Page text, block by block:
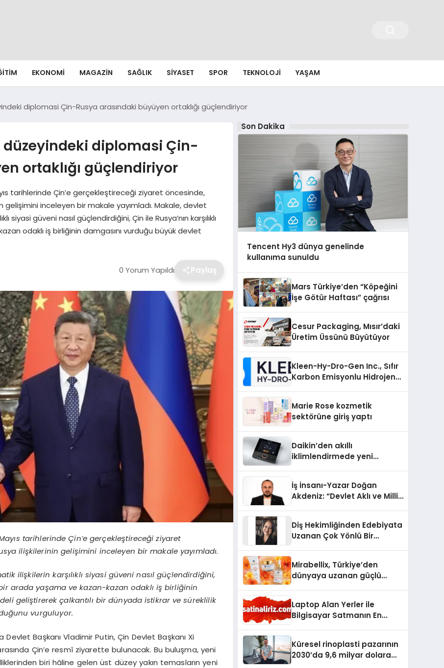
EKONOMI MAGAZIN SAĞLIK SIYASET SPOR TEKNOLOJI YAŞAM
diplomasi Çin-Rusya arasındaki büyüyen ortaklığı güçlendiriyor
düzeyindeki diplomasi Çin-
ortaklığı güçlendiriyor
tarihlerinde Çin’e gerçekleştireceği ziyaret öncesinde,
inceleyen bir makale yayımladı. Makale, devlet
siyasi güveni nasıl güçlendirdiğini, Çin ile Rusya’nın karşılıklı
odaklı iş birliğinin damgasını vurduğu büyük devlet
0 Yorum Yapıldı Paylaş
tarihlerinde Çin’e gerçekleştireceği ziyaret
ilişkilerinin gelişimini inceleyen bir makale yayımladı.
ilişkilerin karşılıklı siyasi güveni nasıl güçlendirdiğini,
bir arada yaşama ve kazan-kazan odaklı iş birliğinin
geliştirerek çalkantılı bir dünyada istikrar ve süreklilik
vurguluyor.
Devlet Başkanı Vladimir Putin, Çin Devlet Başkanı Xi
Çin’e resmî ziyarette bulunacak. Bu buluşma, yeni
biri hâline gelen üst düzey yakın temasların yeni
Son Dakika
Tencent Hy3 dünya genelinde
kullanıma sunuldu
Mars Türkiye’den “Köpeğini
İşe Götür Haftası” çağrısı
Cesur Packaging, Mısır’daki
Üretim Üssünü Büyütüyor
Kleen-Hy-Dro-Gen Inc., Sıfır
Karbon Emisyonlu Hidrojen
Aldı
Marie Rose kozmetik
sektörüne giriş yaptı
Daikin’den akıllı
iklimlendirmede yeni
İş İnsanı-Yazar Doğan
Akdeniz: “Devlet Aklı ve Milli
Diş Hekimliğinden Edebiyata
Uzanan Çok Yönlü Bir
Mirabellix, Türkiye’den
dünyaya uzanan güçlü
Laptop Alan Yerler ile
Bilgisayar Satmanın En
Küresel rinoplasti pazarının
2030’da 9,6 milyar dolara